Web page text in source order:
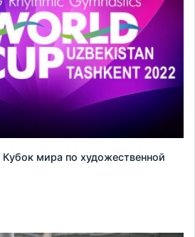
Кубок мира по художественной